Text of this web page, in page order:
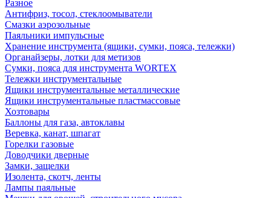
Разное
Антифриз, тосол, стеклоомыватели
Смазки аэрозольные
Паяльники импульсные
Хранение инструмента (ящики, сумки, пояса, тележки)
Органайзеры, лотки для метизов
Сумки, пояса для инструмента WORTEX
Тележки инструментальные
Ящики инструментальные металлические
Ящики инструментальные пластмассовые
Хозтовары
Баллоны для газа, автоклавы
Веревка, канат, шпагат
Горелки газовые
Доводчики дверные
Замки, защелки
Изолента, скотч, ленты
Лампы паяльные